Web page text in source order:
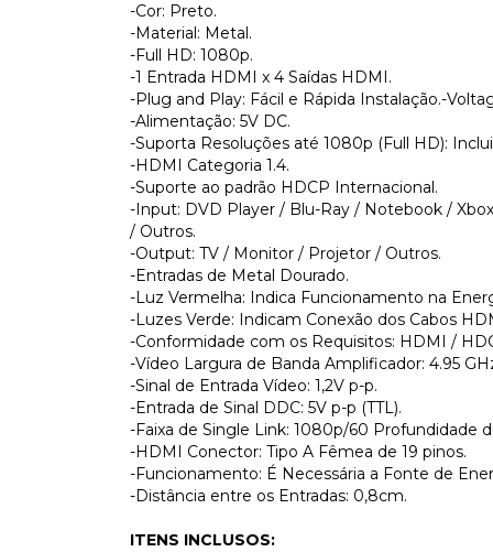
-Cor: Preto.
-Material: Metal.
-Full HD: 1080p.
-1 Entrada HDMI x 4 Saídas HDMI.
-Plug and Play: Fácil e Rápida Instalação.-
-Alimentação: 5V DC.
-Suporta Resoluções até 1080p (Full HD):
-HDMI Categoria 1.4.
-Suporte ao padrão HDCP Internacional.
-Input: DVD Player / Blu-Ray / Notebook /
/ Outros.
-Output: TV / Monitor / Projetor / Outros.
-Entradas de Metal Dourado.
-Luz Vermelha: Indica Funcionamento na
-Luzes Verde: Indicam Conexão dos Cabos
-Conformidade com os Requisitos: HDMI /
-Vídeo Largura de Banda Amplificador: 4.95
-Sinal de Entrada Vídeo: 1,2V p-p.
-Entrada de Sinal DDC: 5V p-p (TTL).
-Faixa de Single Link: 1080p/60 Profundidade
-HDMI Conector: Tipo A Fêmea de 19 pinos.
-Funcionamento: É Necessária a Fonte de
-Distância entre os Entradas: 0,8cm.
ITENS INCLUSOS: